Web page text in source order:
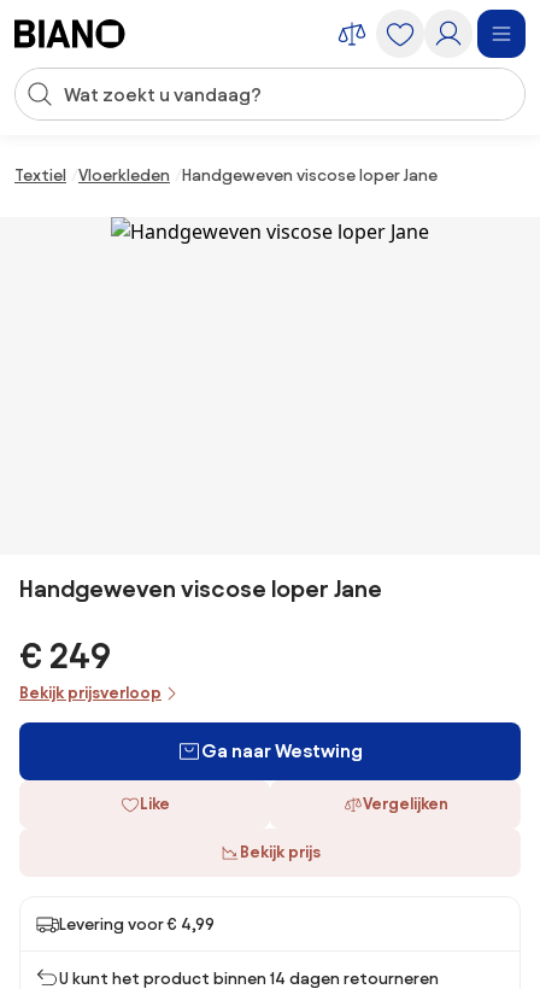
Zoekopdracht invoeren
Textiel Vloerkleden Handgeweven viscose loper Jane
Handgeweven viscose loper Jane
€ 249
Bekijk prijsverloop
Ga naar Westwing
Like Vergelijken
Bekijk prijs
Levering voor € 4,99
U kunt het product binnen 14 dagen retourneren